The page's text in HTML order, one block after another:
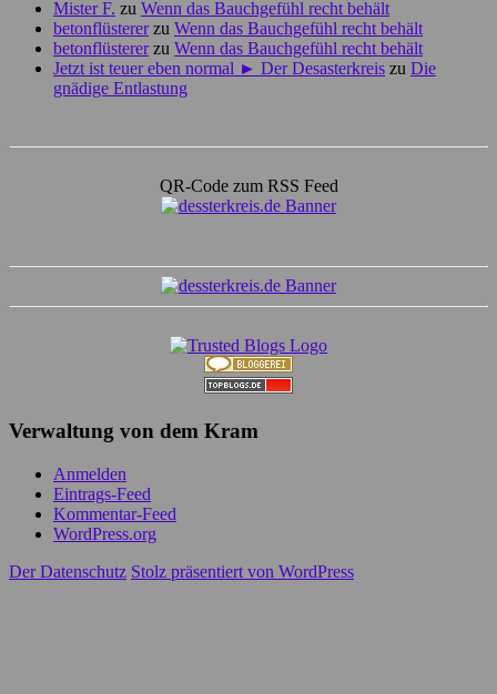
Mister F. zu Wenn das Bauchgefühl recht behält
betonflüstererzu Wenn das Bauchgefühl recht behält
betonflüstererzu Wenn das Bauchgefühl recht behält
Jetzt ist teuer eben normal ► Der Desasterkreis zu Die
gnädige Entlastung
QR-Code zum RSS Feed
Verwaltung von dem Kram
Anmelden
Eintrags-Feed
Kommentar-Feed
WordPress.org
Der Datenschutz Stolz präsentiert von WordPress